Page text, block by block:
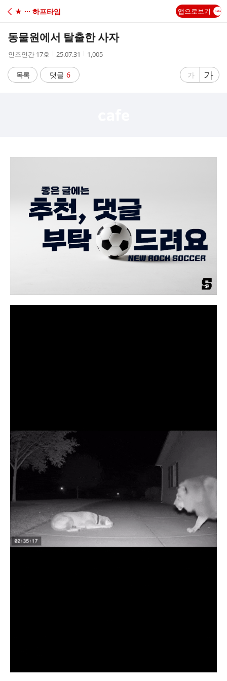
C
★ ··· 하프타임 앱으로보기
동물원에서 탈출한 사자
작
자
인조인간 17호
작
시
간
25.07.31
조
1,005
목록 댓글 6
글
가
글
자
가